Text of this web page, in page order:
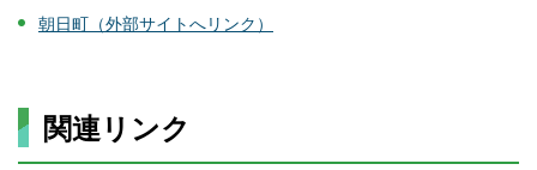
朝日町（外部サイトへリンク）
関連リンク